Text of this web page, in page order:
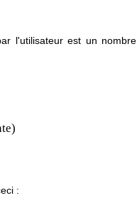
l'utilisateur est un nombre
: